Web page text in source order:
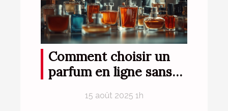
Comment choisir un
parfum en ligne sans
15 août 2025 1h